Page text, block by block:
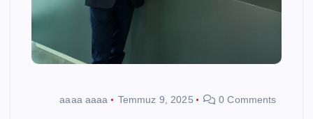
aaaa aaaa Temmuz 9, 2025 0 Comments